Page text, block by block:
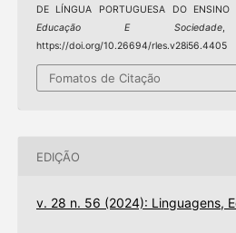
DE LÍNGUA PORTUGUESA DO
Educação E Sociedade
https://doi.org/10.26694/rles.v28i56.4405
Fomatos de Citação
EDIÇÃO
v. 28 n. 56 (2024): Linguagens,